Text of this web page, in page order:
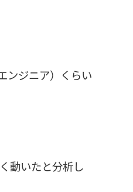
ンジニア）くらい
動いたと分析し